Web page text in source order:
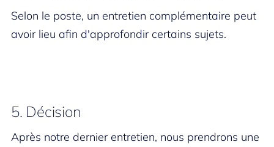
Selon le poste, un entretien complémentaire peut
avoir lieu afin d'approfondir certains sujets.
5. Décision
Après notre dernier entretien, nous prendrons une